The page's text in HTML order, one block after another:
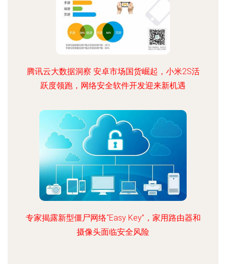
腾讯云大数据洞察 安卓市场国货崛起，小米2S活
跃度领跑，网络安全软件开发迎来新机遇
专家揭露新型僵尸网络“Easy Key”，家用路由器和
摄像头面临安全风险